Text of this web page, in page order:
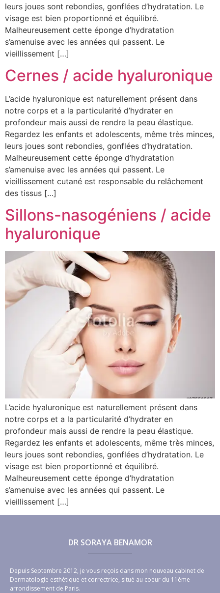
leurs joues sont rebondies, gonflées d’hydratation. Le
visage est bien proportionné et équilibré.
Malheureusement cette éponge d’hydratation
s’amenuise avec les années qui passent. Le
vieillissement […]
Cernes / acide hyaluronique
L’acide hyaluronique est naturellement présent dans
notre corps et a la particularité d’hydrater en
profondeur mais aussi de rendre la peau élastique.
Regardez les enfants et adolescents, même très minces,
leurs joues sont rebondies, gonflées d’hydratation.
Malheureusement cette éponge d’hydratation
s’amenuise avec les années qui passent. Le
vieillissement cutané est responsable du relâchement
des tissus […]
Sillons-nasogéniens / acide
hyaluronique
L’acide hyaluronique est naturellement présent dans
notre corps et a la particularité d’hydrater en
profondeur mais aussi de rendre la peau élastique.
Regardez les enfants et adolescents, même très minces,
leurs joues sont rebondies, gonflées d’hydratation. Le
visage est bien proportionné et équilibré.
Malheureusement cette éponge d’hydratation
s’amenuise avec les années qui passent. Le
vieillissement […]
DR SORAYA BENAMOR
Depuis Septembre 2012, je vous reçois dans mon nouveau cabinet de
Dermatologie esthétique et correctrice, situé au coeur du 11ème
arrondissement de Paris.